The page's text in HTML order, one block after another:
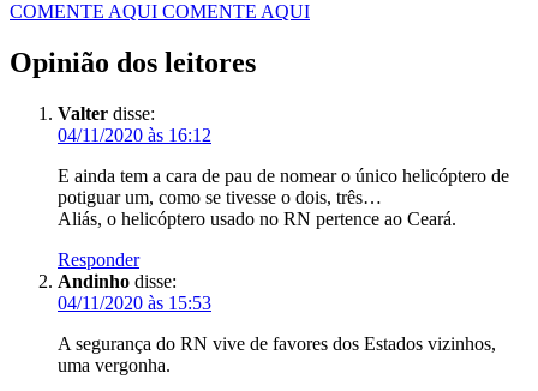
COMENTE AQUI COMENTE AQUI
Opinião dos leitores
Valter disse:
04/11/2020 às 16:12
E ainda tem a cara de pau de nomear o único helicóptero de
potiguar um, como se tivesse o dois, três…
Aliás, o helicóptero usado no RN pertence ao Ceará.
Responder
Andinho disse:
04/11/2020 às 15:53
A segurança do RN vive de favores dos Estados vizinhos,
uma vergonha.